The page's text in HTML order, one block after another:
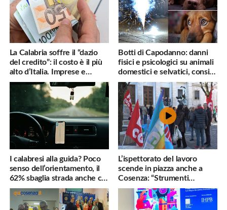
La Calabria soffre il “dazio
del credito”: il costo è il più
alto d’Italia. Imprese e
famiglie penalizzate
Botti di Capodanno: danni
fisici e psicologici su animali
domestici e selvatici, consigli
utili
I calabresi alla guida? Poco
senso dell’orientamento, il
62% sbaglia strada anche col
navigatore
L’ispettorato del lavoro
scende in piazza anche a
Cosenza: “Strumenti
inadeguati al nostro lavoro”